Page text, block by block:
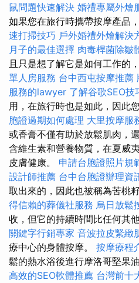
鼠問題快速解決 婚禮專屬外燴
如果您在旅行時攜帶按摩產品
速打掃技巧 戶外婚禮外燴解決
月子的最佳選擇 肉毒桿菌除皺
且只是想了解它是如何工作的
單人房服務 台中西屯按摩推薦
服務的lawyer 了解谷歌SEO技
用，在旅行時也是如此，因此
胞證過期如何處理 大里按摩服
或香膏不僅有助於放鬆肌肉，
含維生素和營養物質，在夏威
皮膚健康。 申請台胞證照片規
設計師推薦 台中台胞證辦理資
取出來的，因此也被稱為苦桃
得信賴的葬儀社服務 烏日放鬆
收，但它的持續時間比任何其
關鍵字行銷專家 音波拉皮緊緻
療中心的身體按摩。 按摩療程
鬆的熱水浴後進行摩洛哥堅果
高效的SEO軟體推薦 台灣前十